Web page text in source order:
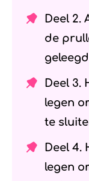
Deel 2.
de
Deel 3.
legen
te
Deel 4.
legen